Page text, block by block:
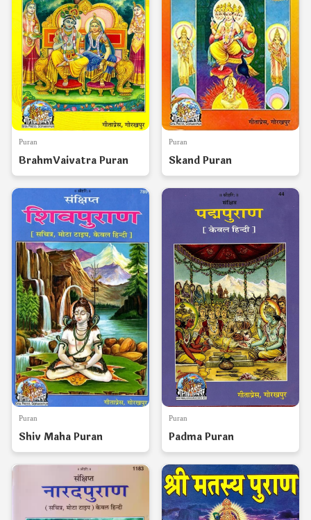
Puran
BrahmVaivatra Puran
Puran
Skand Puran
Puran
Shiv Maha Puran
Puran
Padma Puran